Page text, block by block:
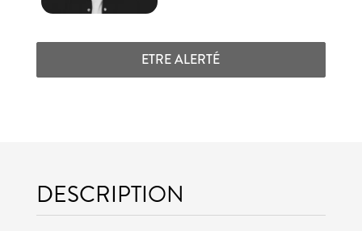
ETRE ALERTÉ
DESCRIPTION